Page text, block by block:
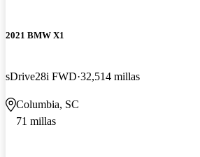
2021 BMW X1
sDrive28i FWD 32,514 millas
Columbia, SC
71 millas